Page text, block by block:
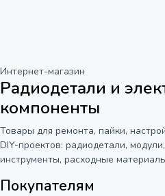
Интернет-магазин
Радиодетали и
компоненты
Товары для ремонта, пайки,
DIY-проектов: радиодетали,
инструменты, расходные
Покупателям